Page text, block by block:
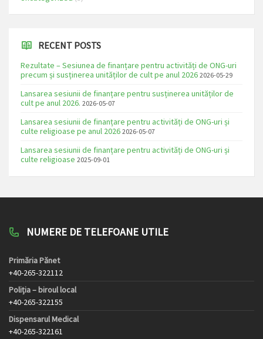
RECENT POSTS
Rezultate – Sesiunea de finanțare pentru activități de ONG-uri
precum și susținerea unităților de cult pe anul 2026 2026-05-29
Lansarea sesiunii de finanțare pentru susținerea unităților de
cult pe anul 2026. 2026-05-07
Lansarea sesiunii de finanțare pentru activități de ONG-uri și
culte religioase pe anul 2026 2026-05-07
Lansarea sesiunii de finanțare pentru activități de ONG-uri și
culte religioase 2025-09-01
NUMERE DE TELEFOANE UTILE
Primăria Pănet
+40-265-322112
Poliția – biroul local
+40-265-322155
Dispensarul Medical
+40-265-322161